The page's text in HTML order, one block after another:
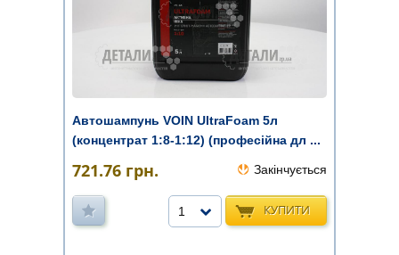
Автошампунь VOIN UltraFoam 5л
(концентрат 1:8-1:12) (професійна дл ...
721.76 грн. Закінчується
КУПИТИ
1